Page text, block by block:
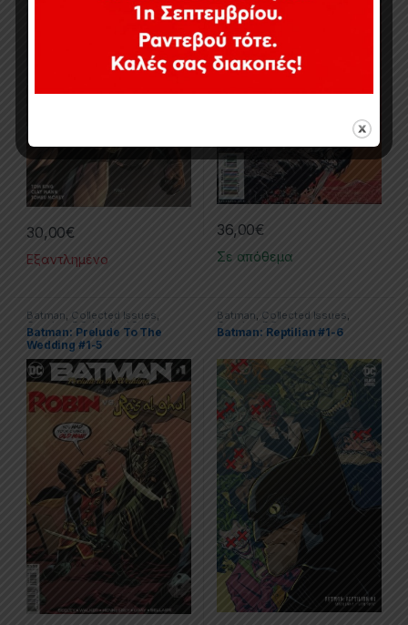
30,00€
Εξαντλημένο
36,00€
Σε απόθεμα
Batman, Collected Issues,
Comics DC Limited Series
Batman: Prelude To The
Wedding #1-5
Batman, Collected Issues,
Comics DC
Batman: Reptilian #1-6